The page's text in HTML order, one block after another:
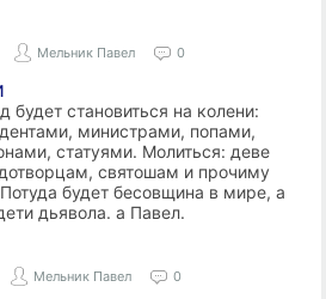
Мельник Павел 0
будет становиться на колени:
министрами, попами,
статуями. Молиться: деве
святошам и прочиму
будет бесовщина в мире, а
дьявола. а Павел.
Мельник Павел 0